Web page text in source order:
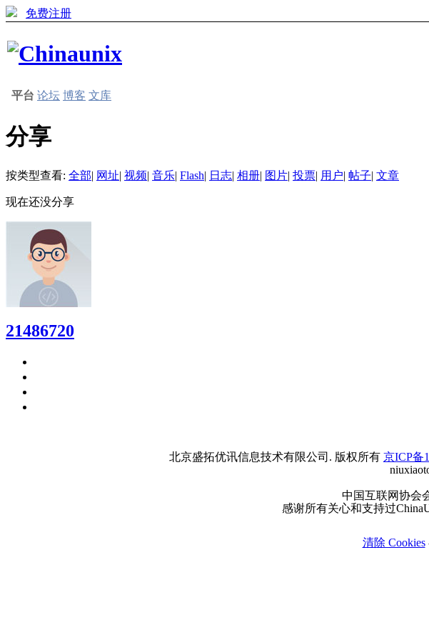
免费注册
平台 论坛 博客 文库
分享
按类型查看: 全部| 网址| 视频| 音乐| Flash| 日志| 相册| 图片| 投票| 用户| 帖子| 文章
现在还没分享
21486720
北京盛拓优讯信息技术有限公司. 版权所有 京ICP备
中国互联网协会
感谢所有关心和支持过
清除 Cookies